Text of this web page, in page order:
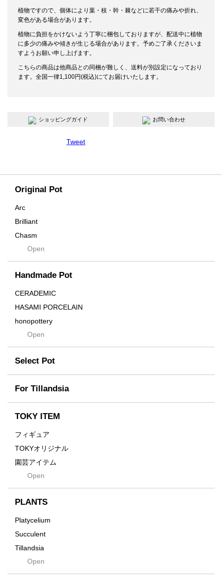
Original Pot
Arc
Brilliant
Chasm
Contra
Cream
Crown
Distortion
Drop
DUNE
Flames
For
Former
Fused
Earth
emeth
Enhance
Grid
Innocence
Kodama
Open
Handmade Pot
CERADEMIC
HASAMI PORCELAIN
honopottery
nocturne
tamanhayat
TETSUYA OZAWA
Scratch
Takehiro Ito
Yuya Iha
Open
Select Pot
For Tillandsia
TOKY ITEM
フィギュア
TOKYオリジナル
園芸アイテム
土・化粧石・活力剤
インテリア・デザイン雑貨
Tシャツ・バッグ
その他
Open
PLANTS
Platycelium
Succulent
Tillandsia
SeedsOpen
植物ですので、個体により葉・枝・幹・棘などに若干の痛みや折れ、
変色がある場合があります。
植物に負担をかけないよう丁寧に梱包しておりますが、配送中に植物
に多少の痛みや傾きが生じる場合があります。予めご了承くださいま
すようお願い申し上げます。
こちらの商品は他商品との同梱が難しく、送料が別設定になっており
ます。全国一律1,100円(税込)にてお届けいたします。
ショッピングガイド お問い合わせ
Tweet